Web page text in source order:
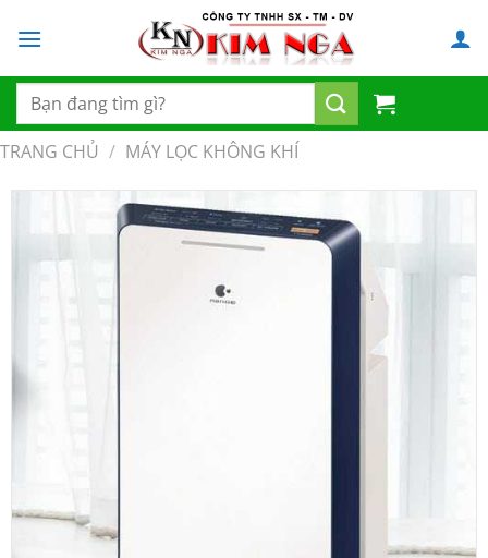
đến
dung
Tìm
kiếm:
TRANG CHỦ / MÁY LỌC KHÔNG KHÍ